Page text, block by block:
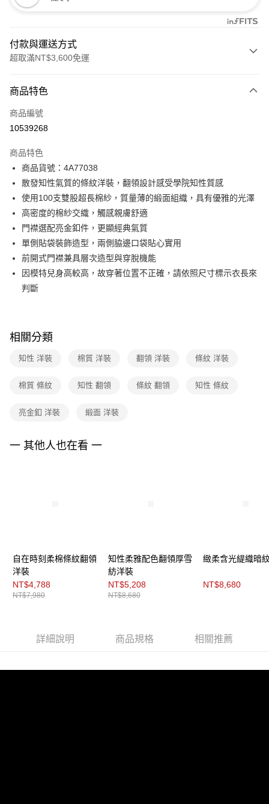
付款與運送方式
超取滿NT$3,600免運
信用卡一次付款
信用卡分期付款
合作金庫商業銀行
華南商業銀行
上海商業儲蓄銀行
台北富邦商業銀行
國泰世華商業銀行
兆豐國際商業銀行
臺灣中小企業銀行
台中商業銀行
匯豐（台灣）商業銀行
華泰商業銀行
聯邦商業銀行
遠東國際商業銀行
元大商業銀行
永豐商業銀行
玉山商業銀行
星展（台灣）商業銀行
台新國際商業銀行
中國信託商業銀行
台灣樂天信用卡公司
超商取貨付款
LINE Pay
Apple Pay
街口支付
【關於「AFTEE先享後付」】
AFTEE先享後付是「在收到商品之後才付款」的支付方式。 讓您購物簡單
３．安心：先確認商品／服務後，再付款。
【「AFTEE先享後付」結帳流程】
２．訂單成立數日內，您將收到繳費通知簡訊。
ATM／網路銀行／等多元方式進行付款，方視為交易完成。
後付繳納相關費用。
※ 交易是否成功請以「AFTEE先享後付 」之結帳頁面顯示為準，若有關於
３．未成年的使用者請事先徵得法定代理人或監護人之同意方可使用
「AFTEE先享後付」，若未經同意申辦者引起之損失，本公司不負相關責
任。
４．使用「AFTEE先享後付」時，將依據個別帳號之用戶狀況，依本公司即
恩沛科技股份有限公司將有權停止該用戶之使用額度並採取法律行動。
ATM付款
全家取貨付款
每筆NT$90，滿NT$3,600(含以上)免運費
7-11取貨付款
付款後7-11取貨
付款後門市自取
免運費
商品特色
商品編號
10539268
商品特色
商品貨號：4A77038
散發知性氣質的條紋洋裝，翻領設計感受學院知性質感
使用100支雙股超⻑棉紗，質量薄的緞面組織，具有優雅的光澤
高密度的棉紗交織，觸感親膚舒適
門襟選配亮金釦件，更顯經典氣質
單側貼袋裝飾造型，兩側脇邊口袋貼心實用
前開式門襟兼具層次造型與穿脫機能
因模特兒身高較高，故穿著位置不正確，請依照尺寸標示衣長來
判斷
相關分類
知性 洋裝 棉質 洋裝 翻領 洋裝 條紋 洋裝
棉質 條紋 知性 翻領 條紋 翻領 知性 條紋
亮金釦 洋裝 緞面 洋裝
一 其他人也在看 一
自在時刻柔棉條紋翻領
洋裝
NT$4,788
NT$7,980
知性柔雅配色翻領厚雪
紡洋裝
NT$5,208
NT$8,680
緻柔含光緹織暗
NT$8,680
詳細說明 商品規格 相關推薦